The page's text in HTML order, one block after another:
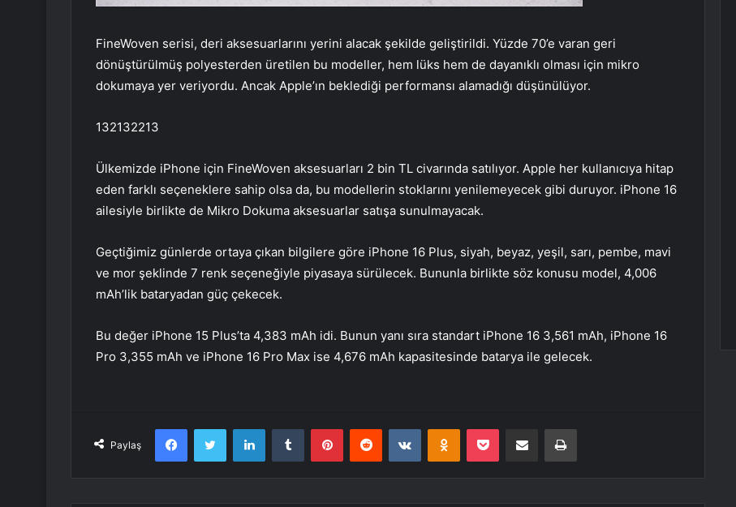
FineWoven serisi, deri aksesuarlarını yerini alacak şekilde geliştirildi. Yüzde 70’e varan geri
dönüştürülmüş polyesterden üretilen bu modeller, hem lüks hem de dayanıklı olması için mikro
dokumaya yer veriyordu. Ancak Apple’ın beklediği performansı alamadığı düşünülüyor.
132132213
Ülkemizde iPhone için FineWoven aksesuarları 2 bin TL civarında satılıyor. Apple her kullanıcıya hitap
eden farklı seçeneklere sahip olsa da, bu modellerin stoklarını yenilemeyecek gibi duruyor. iPhone 16
ailesiyle birlikte de Mikro Dokuma aksesuarlar satışa sunulmayacak.
Geçtiğimiz günlerde ortaya çıkan bilgilere göre iPhone 16 Plus, siyah, beyaz, yeşil, sarı, pembe, mavi
ve mor şeklinde 7 renk seçeneğiyle piyasaya sürülecek. Bununla birlikte söz konusu model, 4,006
mAh’lik bataryadan güç çekecek.
Bu değer iPhone 15 Plus’ta 4,383 mAh idi. Bunun yanı sıra standart iPhone 16 3,561 mAh, iPhone 16
Pro 3,355 mAh ve iPhone 16 Pro Max ise 4,676 mAh kapasitesinde batarya ile gelecek.
Paylaş
FacebookTwitter LinkedInTumblr PinterestReddit VKontakteOdnoklassniki
Pocket E-Posta ile paylaş Yazdır